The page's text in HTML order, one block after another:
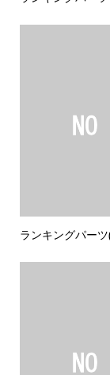
ランキングパー